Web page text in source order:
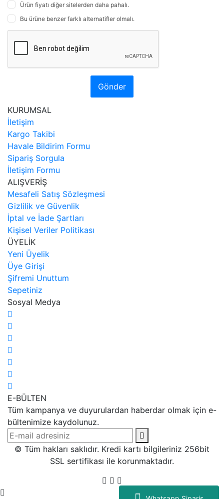
Ürün fiyatı diğer sitelerden daha pahalı.
Bu ürüne benzer farklı alternatifler olmalı.
Gönder
KURUMSAL
İletişim
Kargo Takibi
Havale Bildirim Formu
Sipariş Sorgula
İletişim Formu
ALIŞVERİŞ
Mesafeli Satış Sözleşmesi
Gizlilik ve Güvenlik
İptal ve İade Şartları
Kişisel Veriler Politikası
ÜYELİK
Yeni Üyelik
Üye Girişi
Şifremi Unuttum
Sepetiniz
Sosyal Medya
E-BÜLTEN
Tüm kampanya ve duyurulardan haberdar olmak için e-
bültenimize kaydolunuz.
© Tüm hakları saklıdır. Kredi kartı bilgileriniz 256bit
SSL sertifikası ile korunmaktadır.